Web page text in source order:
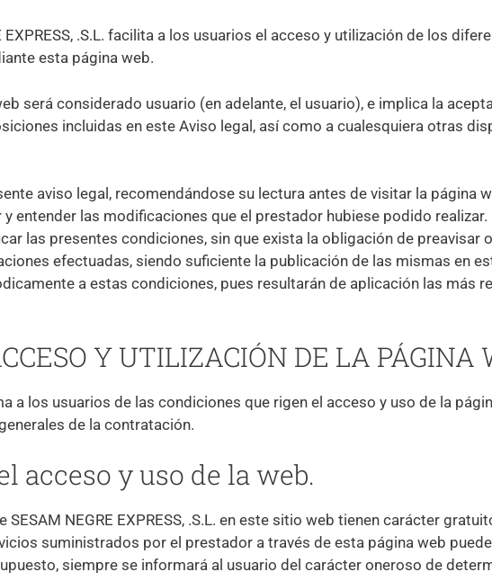
.S.L. facilita a los usuarios el acceso y utilización de los
esta página web.
será considerado usuario (en adelante, el usuario), e implica la
incluidas en este Aviso legal, así como a cualesquiera otras
aviso legal, recomendándose su lectura antes de visitar la página
entender las modificaciones que el prestador hubiese podido realizar.
las presentes condiciones, sin que exista la obligación de preavisar
efectuadas, siendo suficiente la publicación de las mismas en
a estas condiciones, pues resultarán de aplicación las más
Y UTILIZACIÓN DE LA PÁGINA
a los usuarios de las condiciones que rigen el acceso y uso de la
de la contratación.
acceso y uso de la web.
NEGRE EXPRESS, .S.L. en este sitio web tienen carácter
suministrados por el prestador a través de esta página web
siempre se informará al usuario del carácter oneroso de